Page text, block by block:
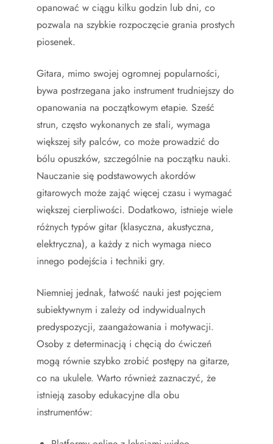
opanować w ciągu kilku godzin lub dni, co
pozwala na szybkie rozpoczęcie grania prostych
piosenek.
Gitara, mimo swojej ogromnej popularności,
bywa postrzegana jako instrument trudniejszy do
opanowania na początkowym etapie. Sześć
strun, często wykonanych ze stali, wymaga
większej siły palców, co może prowadzić do
bólu opuszków, szczególnie na początku nauki.
Nauczanie się podstawowych akordów
gitarowych może zająć więcej czasu i wymagać
większej cierpliwości. Dodatkowo, istnieje wiele
różnych typów gitar (klasyczna, akustyczna,
elektryczna), a każdy z nich wymaga nieco
innego podejścia i techniki gry.
Niemniej jednak, łatwość nauki jest pojęciem
subiektywnym i zależy od indywidualnych
predyspozycji, zaangażowania i motywacji.
Osoby z determinacją i chęcią do ćwiczeń
mogą równie szybko zrobić postępy na gitarze,
co na ukulele. Warto również zaznaczyć, że
istnieją zasoby edukacyjne dla obu
instrumentów: